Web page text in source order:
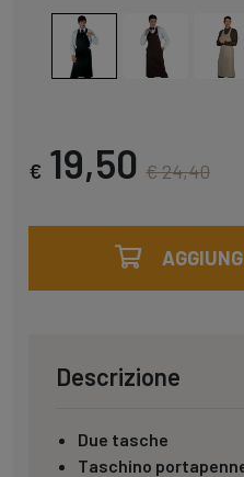
€ 19,50€ 24,40
Descrizione
Due tasche
Taschino